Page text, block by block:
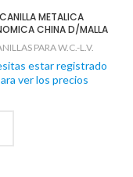
CANILLA METALICA
CHINA D/MALLA
PARA W.C.-L.V.
estar registrado
ver los precios